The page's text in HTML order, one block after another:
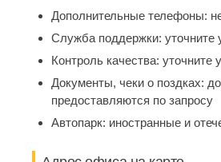
Дополнительные телефоны:
Служба поддержки: уточните
Контроль качества: уточните
Документы, чеки о поздках:
предоставляются по запросу
Автопарк: иностранные и